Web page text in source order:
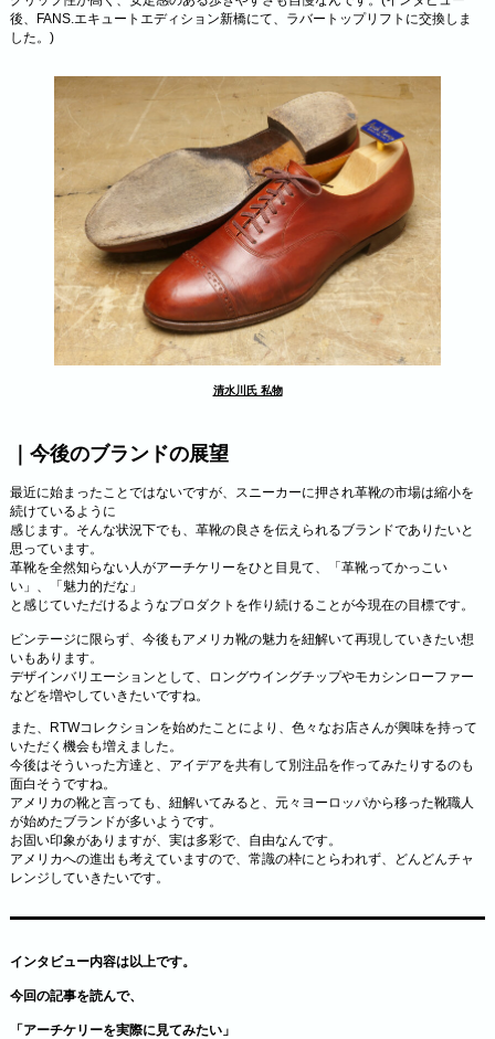
後、FANS.エキュートエディション新橋にて、ラバートップリフトに交換しま
した。)
清水川氏 私物
｜今後のブランドの展望
最近に始まったことではないですが、スニーカーに押され革靴の市場は縮小を
続けているように
感じます。そんな状況下でも、革靴の良さを伝えられるブランドでありたいと
思っています。
革靴を全然知らない人がアーチケリーをひと目見て、「革靴ってかっこい
い」、「魅力的だな」
と感じていただけるようなプロダクトを作り続けることが今現在の目標です。
ビンテージに限らず、今後もアメリカ靴の魅力を紐解いて再現していきたい想
いもあります。
デザインバリエーションとして、ロングウイングチップやモカシンローファー
などを増やしていきたいですね。
また、RTWコレクションを始めたことにより、色々なお店さんが興味を持って
いただく機会も増えました。
今後はそういった方達と、アイデアを共有して別注品を作ってみたりするのも
面白そうですね。
アメリカの靴と言っても、紐解いてみると、元々ヨーロッパから移った靴職人
が始めたブランドが多いようです。
お固い印象がありますが、実は多彩で、自由なんです。
アメリカへの進出も考えていますので、常識の枠にとらわれず、どんどんチャ
レンジしていきたいです。
インタビュー内容は以上です。
今回の記事を読んで、
「アーチケリーを実際に見てみたい」